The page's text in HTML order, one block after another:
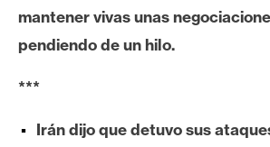
E
e
mantener vivas unas
pendiendo de un hilo.
***
Irán dijo que detuvo sus